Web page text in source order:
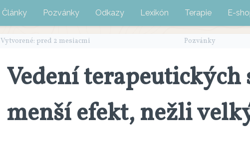
Články Pozvánky Odkazy Lexikón Terapie E-
Vytvorené: pred 2 mesiacmi Pozvánky
Vedení
menší efekt, nežli